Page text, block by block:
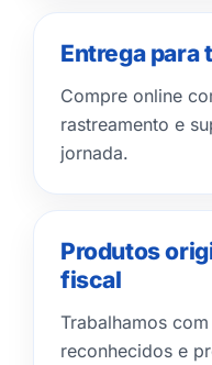
Entrega para
Compre online
rastreamento e
jornada.
Produtos
fiscal
Trabalhamos
reconhecidos e